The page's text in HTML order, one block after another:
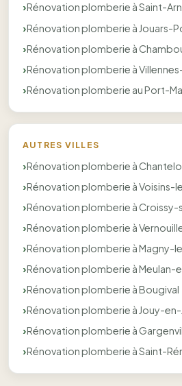
Rénovation plomberie à Saint-
Rénovation plomberie à Jouars-
Rénovation plomberie à
Rénovation plomberie à
Rénovation plomberie au Port-
AUTRES VILLES
Rénovation plomberie à
Rénovation plomberie à Voisins-
Rénovation plomberie à Croissy-
Rénovation plomberie à
Rénovation plomberie à Magny-
Rénovation plomberie à Meulan-
Rénovation plomberie à Bougival
Rénovation plomberie à Jouy-en-
Rénovation plomberie à
Rénovation plomberie à Saint-